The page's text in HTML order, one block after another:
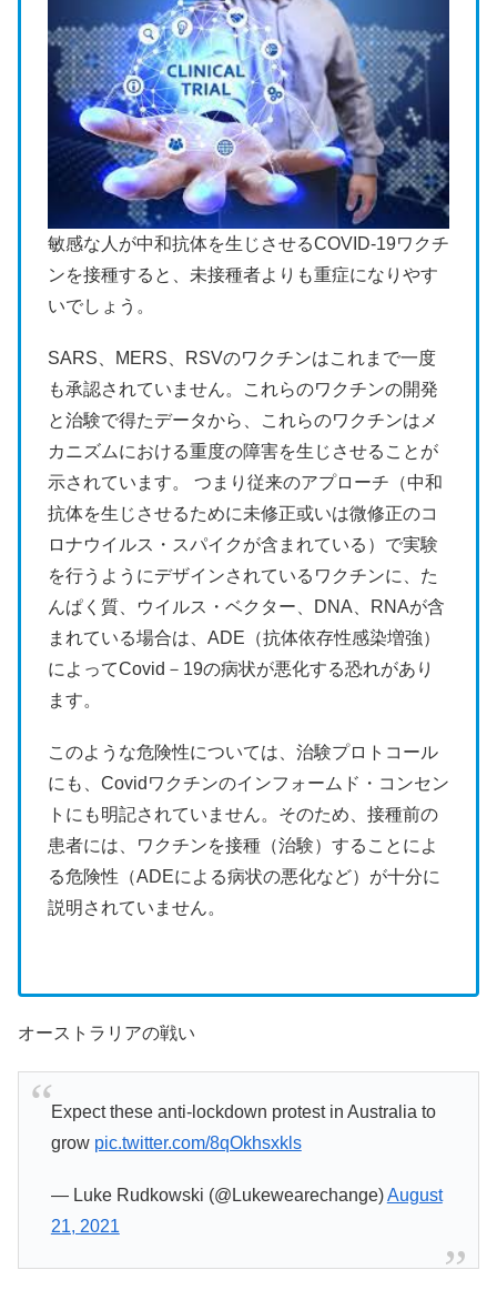
敏感な人が中和抗体を生じさせるCOVID-19ワクチ
ンを接種すると、未接種者よりも重症になりやす
いでしょう。
SARS、MERS、RSVのワクチンはこれまで一度
も承認されていません。これらのワクチンの開発
と治験で得たデータから、これらのワクチンはメ
カニズムにおける重度の障害を生じさせることが
示されています。 つまり従来のアプローチ（中和
抗体を生じさせるために未修正或いは微修正のコ
ロナウイルス・スパイクが含まれている）で実験
を行うようにデザインされているワクチンに、た
んぱく質、ウイルス・ベクター、DNA、RNAが含
まれている場合は、ADE（抗体依存性感染増強）
によってCovid－19の病状が悪化する恐れがあり
ます。
このような危険性については、治験プロトコール
にも、Covidワクチンのインフォームド・コンセン
トにも明記されていません。そのため、接種前の
患者には、ワクチンを接種（治験）することによ
る危険性（ADEによる病状の悪化など）が十分に
説明されていません。
オーストラリアの戦い
Expect these anti-lockdown protest in Australia to
grow pic.twitter.com/8qOkhsxkls
— Luke Rudkowski (@Lukewearechange)August
21, 2021